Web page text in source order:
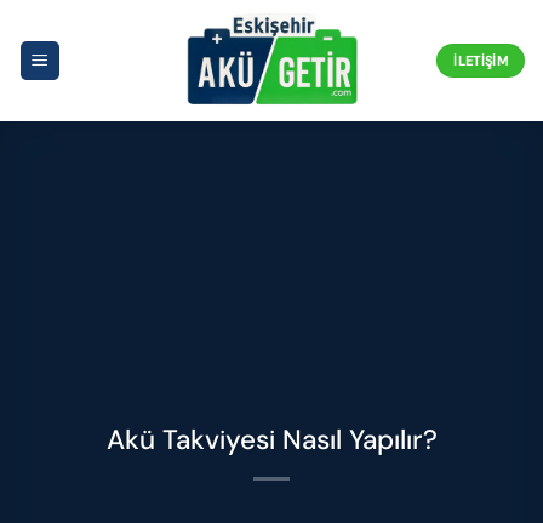
atla
İLETIŞIM
Akü Takviyesi Nasıl Yapılır?